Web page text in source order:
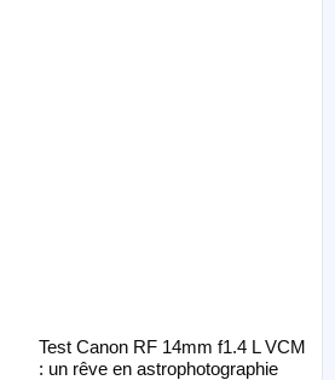
Test Canon RF 14mm f1.4 L VCM
: un rêve en astrophotographie